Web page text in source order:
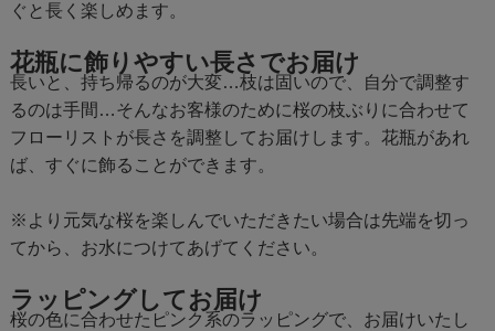
ぐと長く楽しめます。
花瓶に飾りやすい長さでお届け
長いと、持ち帰るのが大変…枝は固いので、自分で調整す
るのは手間…そんなお客様のために桜の枝ぶりに合わせて
フローリストが長さを調整してお届けします。花瓶があれ
ば、すぐに飾ることができます。
※より元気な桜を楽しんでいただきたい場合は先端を切っ
てから、お水につけてあげてください。
ラッピングしてお届け
桜の色に合わせたピンク系のラッピングで、お届けいたし